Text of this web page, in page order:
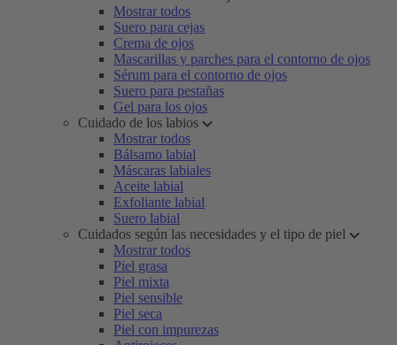
Mostrar todos
Suero para cejas
Crema de ojos
Mascarillas y parches para el contorno de ojos
Sérum para el contorno de ojos
Suero para pestañas
Gel para los ojos
Cuidado de los labios
Mostrar todos
Bálsamo labial
Máscaras labiales
Aceite labial
Exfoliante labial
Suero labial
Cuidados según las necesidades y el tipo de piel
Mostrar todos
Piel grasa
Piel mixta
Piel sensible
Piel seca
Piel con impurezas